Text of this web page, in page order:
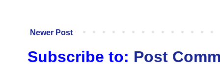
Newer Post
Subscribe to: Post